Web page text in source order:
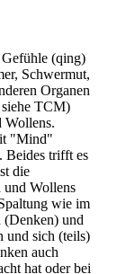
(qing)
Schwermut,
Organen
TCM)
Wollens.
"Mind"
Beides trifft es
die
und Wollens
wie im
und
und sich (teils)
auch
hat oder bei